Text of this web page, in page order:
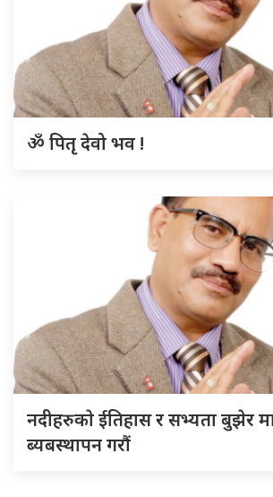
ॐ पितृ देवो भव !
नदीहरुकाे ईतिहास र सभ्यता बुझेर
ब्यबस्थापन गराैं